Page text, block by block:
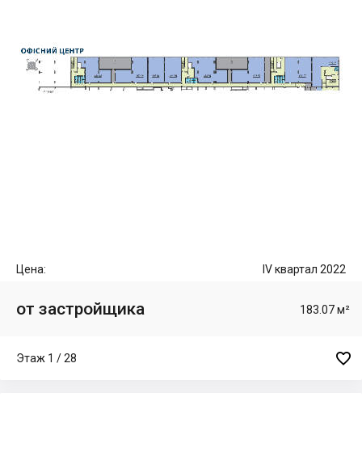
Цена: IV квартал 2022
от застройщика 183.07 м²
Этаж 1 / 28 